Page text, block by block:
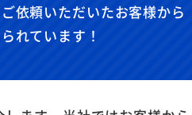
依頼いただいたお客様から
れています！